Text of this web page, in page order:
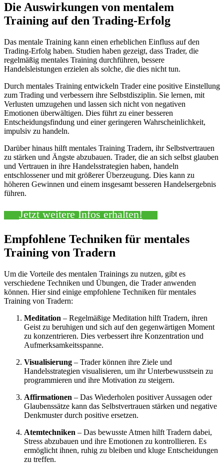
Die Auswirkungen von mentalem
Training auf den Trading-Erfolg
Das mentale Training kann einen erheblichen Einfluss auf den
Trading-Erfolg haben. Studien haben gezeigt, dass Trader, die
regelmäßig mentales Training durchführen, bessere
Handelsleistungen erzielen als solche, die dies nicht tun.
Durch mentales Training entwickeln Trader eine positive Einstellung
zum Trading und verbessern ihre Selbstdisziplin. Sie lernen, mit
Verlusten umzugehen und lassen sich nicht von negativen
Emotionen überwältigen. Dies führt zu einer besseren
Entscheidungsfindung und einer geringeren Wahrscheinlichkeit,
impulsiv zu handeln.
Darüber hinaus hilft mentales Training Tradern, ihr Selbstvertrauen
zu stärken und Ängste abzubauen. Trader, die an sich selbst glauben
und Vertrauen in ihre Handelsstrategien haben, handeln
entschlossener und mit größerer Überzeugung. Dies kann zu
höheren Gewinnen und einem insgesamt besseren Handelsergebnis
führen.
Jetzt weitere Infos erhalten!
Empfohlene Techniken für mentales
Training von Tradern
Um die Vorteile des mentalen Trainings zu nutzen, gibt es
verschiedene Techniken und Übungen, die Trader anwenden
können. Hier sind einige empfohlene Techniken für mentales
Training von Tradern:
Meditation – Regelmäßige Meditation hilft Tradern, ihren
Geist zu beruhigen und sich auf den gegenwärtigen Moment
zu konzentrieren. Dies verbessert ihre Konzentration und
Aufmerksamkeitsspanne.
Visualisierung – Trader können ihre Ziele und
Handelsstrategien visualisieren, um ihr Unterbewusstsein zu
programmieren und ihre Motivation zu steigern.
Affirmationen – Das Wiederholen positiver Aussagen oder
Glaubenssätze kann das Selbstvertrauen stärken und negative
Denkmuster durch positive ersetzen.
Atemtechniken – Das bewusste Atmen hilft Tradern dabei,
Stress abzubauen und ihre Emotionen zu kontrollieren. Es
ermöglicht ihnen, ruhig zu bleiben und kluge Entscheidungen
zu treffen.